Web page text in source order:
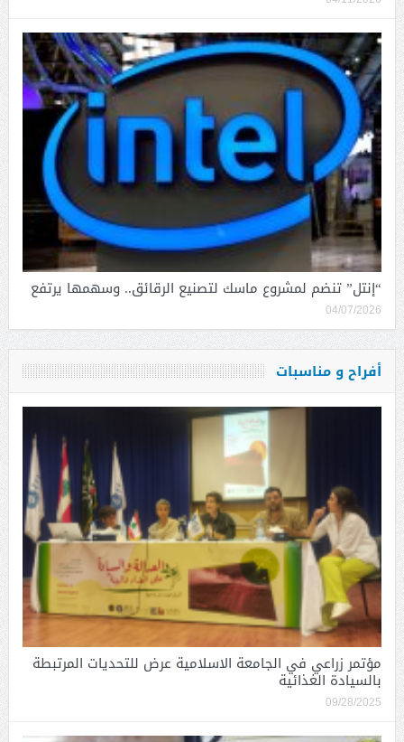
“إنتل” تنضم لمشروع ماسك لتصنيع الرقائق.. وسهمها يرتفع
04/07/2026
أفراح و مناسبات
مؤتمر زراعي في الجامعة الاسلامية عرض للتحديات المرتبطة
بالسيادة الغذائية
09/28/2025